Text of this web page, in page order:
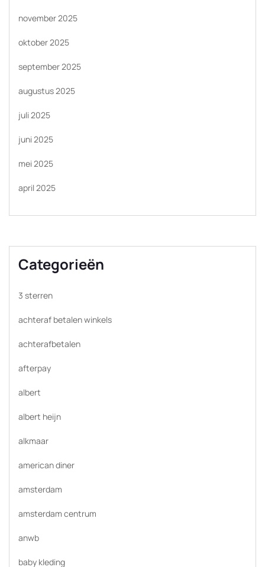
november 2025
oktober 2025
september 2025
augustus 2025
juli 2025
juni 2025
mei 2025
april 2025
Categorieën
3 sterren
achteraf betalen winkels
achterafbetalen
afterpay
albert
albert heijn
alkmaar
american diner
amsterdam
amsterdam centrum
anwb
baby kleding